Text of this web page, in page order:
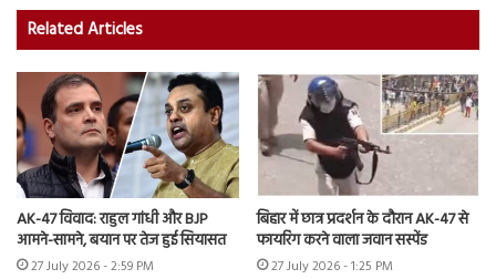
Related Articles
AK-47 विवाद: राहुल गांधी और BJP
आमने-सामने, बयान पर तेज हुई सियासत
27 July 2026 - 2:59 PM
बिहार में छात्र प्रदर्शन के दौरान AK-47 से
फायरिंग करने वाला जवान सस्पेंड
27 July 2026 - 1:25 PM